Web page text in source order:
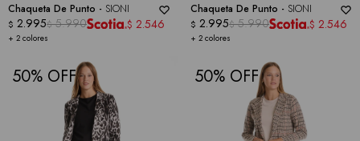
Chaqueta De Punto - SIONI
+ 2 colores
$ 2.995$ 5.990 $ 2.546
Chaqueta De Punto - SIONI
+ 2 colores
$ 2.995$ 5.990 $ 2.546
50 50